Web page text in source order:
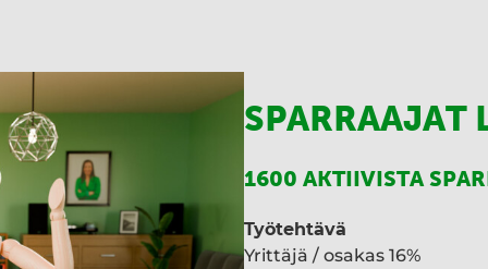
SPARRAAJAT
1600 AKTIIVISTA
Työtehtävä
Yrittäjä / osakas 16%